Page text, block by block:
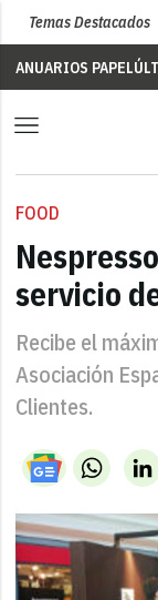
Temas Destacados
ANUARIOS PAPEL
FOOD
servicio
Recibe el
Asociación
Clientes.